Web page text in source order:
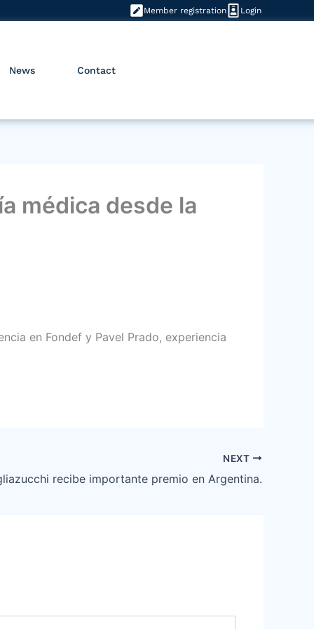
Login
Member registration
News Contact
médica desde la
en Fondef y Pavel Prado, experiencia
NEXT
recibe importante premio en Argentina.